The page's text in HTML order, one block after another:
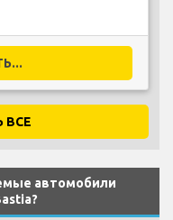
ВСЕ
автомобили